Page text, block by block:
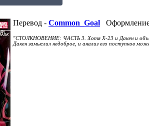
Перевод - Common_Goal
"СТОЛКНОВЕНИЕ: ЧАСТЬ 3. Хотя Х-23 и Дакен и
Дакен замыслил недоброе, и анализ его поступков